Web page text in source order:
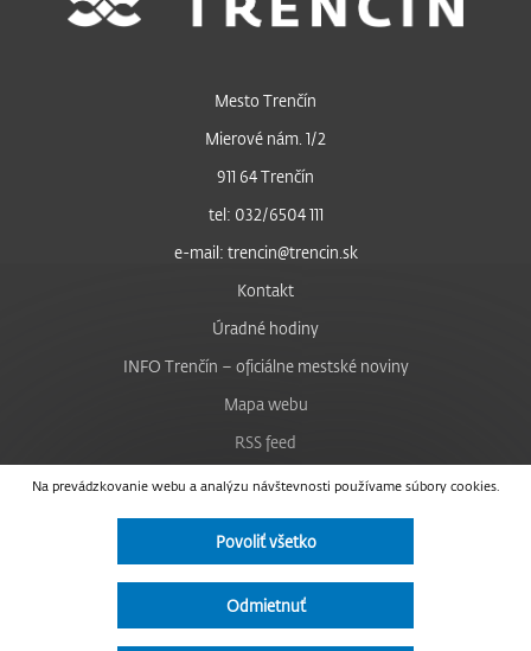
Na prevádzkovanie webu a analýzu návštevnosti používame súbory cookies.
Povoliť všetko
Odmietnuť
Mesto Trenčín
Mierové nám. 1/2
911 64 Trenčín
tel: 032/6504 111
e-mail: trencin@trencin.sk
Kontakt
Úradné hodiny
INFO Trenčín – oficiálne mestské noviny
Mapa webu
RSS feed
Nastavenie cookies
Facebook
Instagram
Vyhlásenie o prístupnosti